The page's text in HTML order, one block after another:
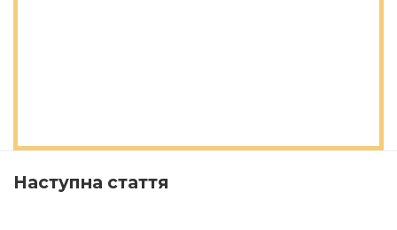
Наступна стаття